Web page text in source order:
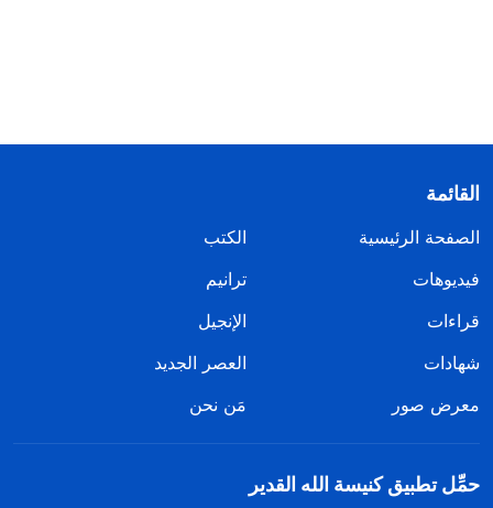
القائمة
الصفحة الرئيسية
الكتب
فيديوهات
ترانيم
قراءات
الإنجيل
شهادات
العصر الجديد
معرض صور
مَن نحن
حمِّل تطبيق كنيسة الله القدير